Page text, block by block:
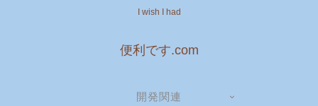
I wish I had
便利です.com
開発関連